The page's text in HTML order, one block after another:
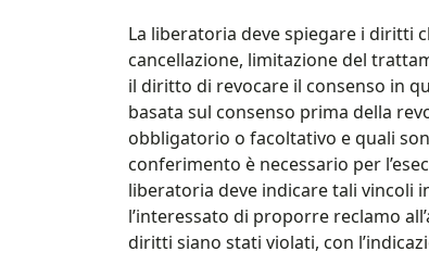
La liberatoria deve spiegare i diritti
cancellazione, limitazione del
il diritto di revocare il consenso in
basata sul consenso prima della
obbligatorio o facoltativo e quali
conferimento è necessario per
liberatoria deve indicare tali vincoli
l’interessato di proporre reclamo
diritti siano stati violati, con